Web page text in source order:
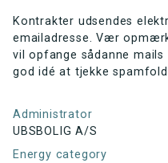
Kontrakter udsendes
emailadresse. Vær
vil opfange sådanne
god idé at tjekke
Administrator
UBSBOLIG A/S
Energy category